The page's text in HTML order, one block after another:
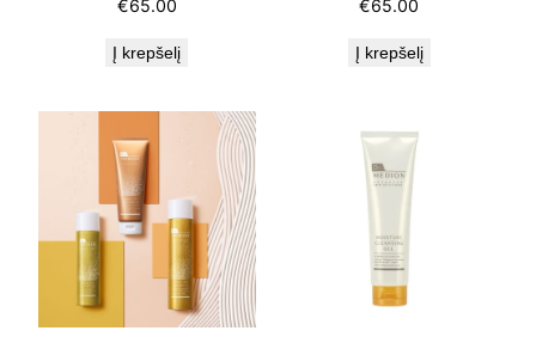
€65.00
Į krepšelį
€65.00
Į krepšelį